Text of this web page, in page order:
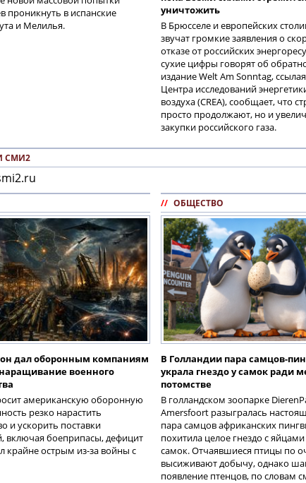
проникнуть в испанские
и Мелилья.
уничтожить
В Брюсселе и европейских
звучат громкие заявления о
отказе от российских
сухие цифры говорят об
издание Welt Am Sonntag,
Центра исследований
воздуха (CREA), сообщает, что
просто продолжают, но и
закупки российского газа.
СМИ2
дал оборонным компаниям
военного
американскую оборонную
резко нарастить
и ускорить поставки
включая боеприпасы, дефицит
крайне острым из-за войны с
// ОБЩЕСТВО
В Голландии пара самцов-
украла гнездо у самок ради
потомстве
В голландском зоопарке
Amersfoort разыгралась
пара самцов африканских
похитила целое гнездо с
самок. Отчаявшиеся птицы по
высиживают добычу, однако
появление птенцов, по словам